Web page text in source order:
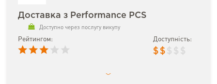
Доставка з Performance PCS
Доступно через послугу викупу
Рейтингом: Доступність:
$ $ $ $ $